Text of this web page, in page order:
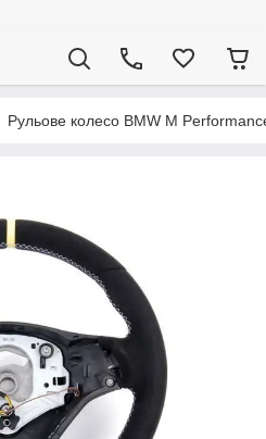
Рульове колесо BMW M